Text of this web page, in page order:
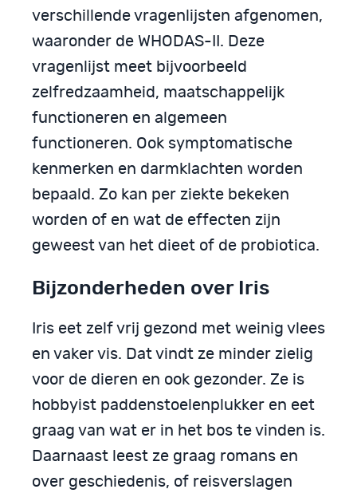
verschillende vragenlijsten afgenomen,
waaronder de WHODAS-II. Deze
vragenlijst meet bijvoorbeeld
zelfredzaamheid, maatschappelijk
functioneren en algemeen
functioneren. Ook symptomatische
kenmerken en darmklachten worden
bepaald. Zo kan per ziekte bekeken
worden of en wat de effecten zijn
geweest van het dieet of de probiotica.
Bijzonderheden over Iris
Iris eet zelf vrij gezond met weinig vlees
en vaker vis. Dat vindt ze minder zielig
voor de dieren en ook gezonder. Ze is
hobbyist paddenstoelenplukker en eet
graag van wat er in het bos te vinden is.
Daarnaast leest ze graag romans en
over geschiedenis, of reisverslagen